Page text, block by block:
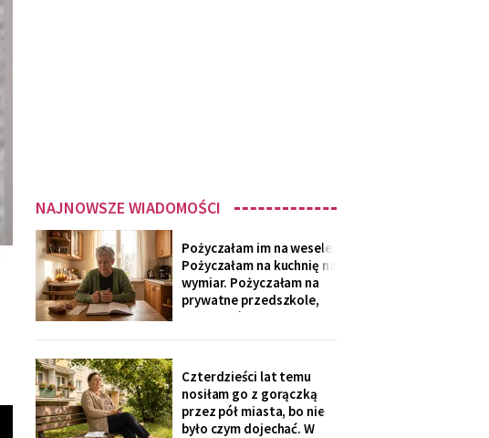
NAJNOWSZE WIADOMOŚCI
Pożyczałam im na wesele.
Pożyczałam na kuchnię na
wymiar. Pożyczałam na
prywatne przedszkole,
„bo Kubuś jest wrażliwy".
poprosiłam o pożyczkę -
na okulary progresywne -
i usłyszałam, że „trzeba
było sobie
Czterdzieści lat temu
nosiłam go z gorączką
przez pół miasta, bo nie
było czym dojechać. W